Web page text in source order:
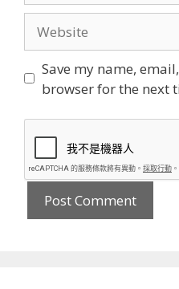
Save my name,
browser for the next